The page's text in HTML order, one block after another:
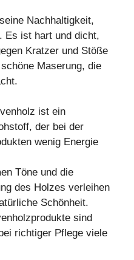
Nachhaltigkeit,
Es ist hart und dicht,
Kratzer und Stöße
Maserung, die
ist ein
der bei der
wenig Energie
Töne und die
des Holzes verleihen
Schönheit.
sind
richtiger Pflege viele